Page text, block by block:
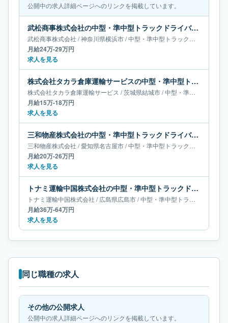
公開中の求人詳細ページへのリンクを掲載しています。
武松商事株式会社の中型・準中型トラックドライバー求人｜神奈川県横浜市｜月給24万-29万円
武松商事株式会社 /神奈川県横浜市/中型・準中型トラックドライバー
月給24万-29万円
求人を見る
株式会社タカラ倉庫運輸サービスの中型・準中型トラックドライバー求人｜茨城県結城市｜月給15万-18万円
株式会社タカラ倉庫運輸サービス /茨城県結城市/中型・準中型トラックドライバー
月給15万-18万円
求人を見る
三和物産株式会社の中型・準中型トラックドライバー求人｜愛知県名古屋市｜月給20万-26万円
三和物産株式会社 /愛知県名古屋市/中型・準中型トラックドライバー
月給20万-26万円
求人を見る
トナミ運輸中国株式会社の中型・準中型トラックドライバー求人｜広島県広島市｜月給36万-64万円
トナミ運輸中国株式会社 /広島県広島市/中型・準中型トラックドライバー
月給36万-64万円
求人を見る
同じ職種の求人
その他の公開求人
公開中の求人詳細ページへのリンクを掲載しています。